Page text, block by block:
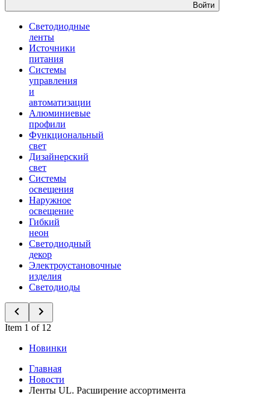
Войти
Светодиодные
ленты
Источники
питания
Системы
управления
и
автоматизации
Алюминиевые
профили
Функциональный
свет
Дизайнерский
свет
Системы
освещения
Наружное
освещение
Гибкий
неон
Светодиодный
декор
Электроустановочные
изделия
Светодиоды
Item 1 of 12
Новинки
Главная
Новости
Ленты UL. Расширение ассортимента